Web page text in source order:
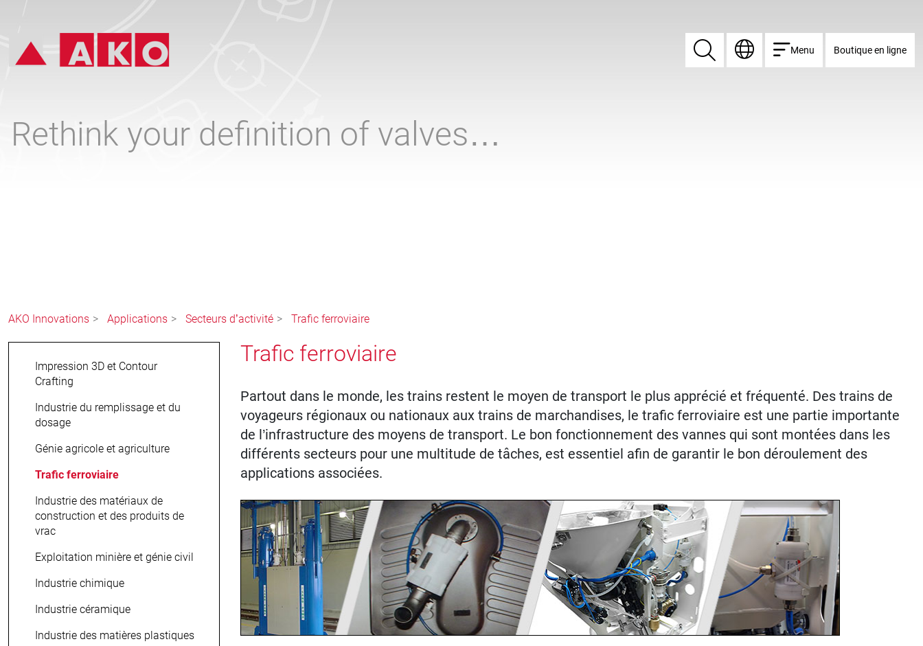
Rechercher
Rechercher Menu Boutique en ligne
Rethink your definition of valves…
AKO Innovations Applications Secteurs d’activité Trafic ferroviaire
Impression 3D et Contour
Crafting
Industrie du remplissage et du
dosage
Génie agricole et agriculture
Trafic ferroviaire
Industrie des matériaux de
construction et des produits de
vrac
Exploitation minière et génie civil
Industrie chimique
Industrie céramique
Industrie des matières plastiques
Trafic ferroviaire
Partout dans le monde, les trains restent le moyen de transport le plus apprécié et fréquenté. Des trains de
voyageurs régionaux ou nationaux aux trains de marchandises, le trafic ferroviaire est une partie importante
de l’infrastructure des moyens de transport. Le bon fonctionnement des vannes qui sont montées dans les
différents secteurs pour une multitude de tâches, est essentiel afin de garantir le bon déroulement des
applications associées.